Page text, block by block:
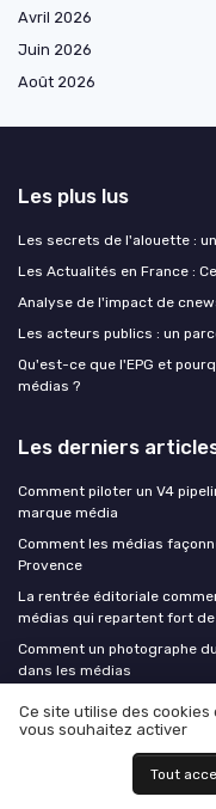
Avril 2026
Juin 2026
Août 2026
Les plus lus
Les secrets de l'alouette :
Les Actualités en France :
Analyse de l'impact de
Les acteurs publics : un
Qu'est-ce que l'EPG et
médias ?
Les derniers
Comment piloter un V4
marque média
Comment les médias
Provence
La rentrée éditoriale
médias qui repartent fort
Comment un photographe
dans les médias
redessine la carte des
Medias Insiders
Ce site utilise des
vous souhaitez activer
Tout